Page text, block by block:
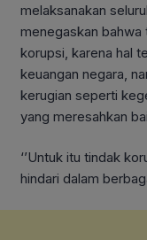
melaksanakan
menegaskan
korupsi, karena hal
keuangan negara,
kerugian seperti
yang meresahkan
‘’Untuk itu tindak
hindari dalam